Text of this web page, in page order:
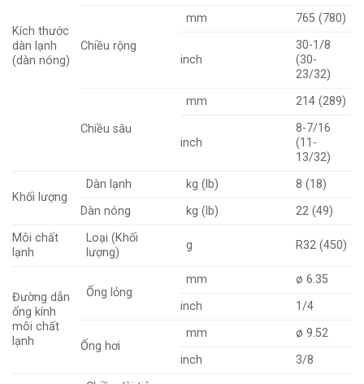
Kích thước
dàn lạnh
(dàn nóng)
Chiều rộng
mm 765 (780)
inch
30-1/8
(30-
23/32)
Chiều sâu
mm 214 (289)
inch
8-7/16
(11-
13/32)
Khối lượng
Dàn lạnh kg (lb)
8 (18)
Dàn nóng
kg (lb)
22 (49)
Môi chất
lạnh
Loại (Khối
lượng)
g R32 (450)
Đường dẫn
ống kính
môi chất
lạnh
Ống lỏng
mm
ø 6.35
inch
1/4
Ống hơi
mm
ø 9.52
inch
3/8